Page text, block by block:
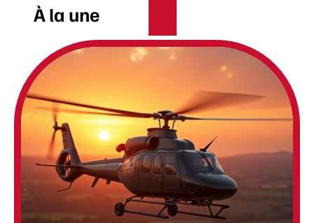
À la une